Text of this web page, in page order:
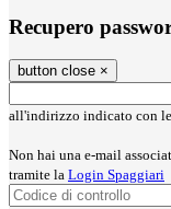
Recupero
button close ×
all'indirizzo indicato con
Non hai una e-mail
tramite la Login Spaggiari